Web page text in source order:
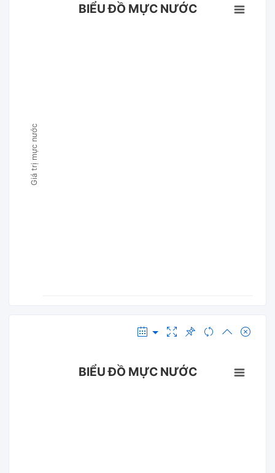
Giá trị mực nước
BIỂU ĐỒ MỰC NƯỚC
BIỂU ĐỒ MỰC NƯỚC